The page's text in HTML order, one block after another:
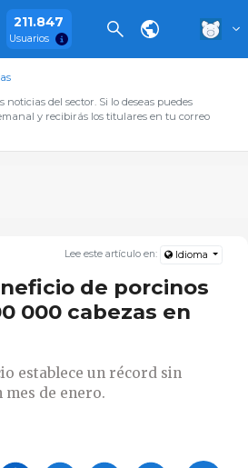
211.847
Usuarios
del sector. Si lo deseas puedes
y recibirás los titulares en tu correo
Lee este artículo en: Idioma
de porcinos
000 cabezas en
establece un récord sin
mes de enero.